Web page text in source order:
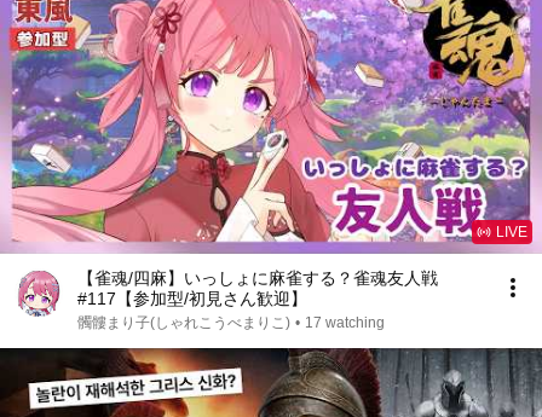
LIVE
【雀魂/四麻】いっしょに麻雀する？雀魂友人戦
#117【参加型/初見さん歓迎】
髑髏まり子(しゃれこうべまりこ) • 17 watching